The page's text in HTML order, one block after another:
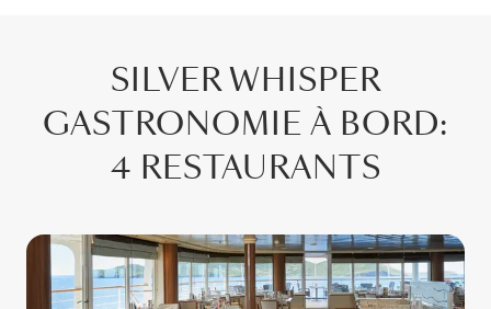
SILVER WHISPER
GASTRONOMIE À BORD:
4 RESTAURANTS